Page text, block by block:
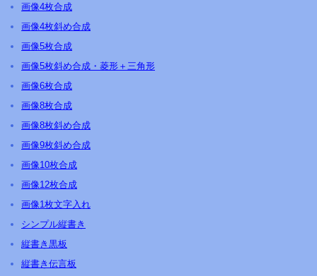
画像4枚合成
画像4枚斜め合成
画像5枚合成
画像5枚斜め合成・菱形＋三角形
画像6枚合成
画像8枚合成
画像8枚斜め合成
画像9枚斜め合成
画像10枚合成
画像12枚合成
画像1枚文字入れ
シンプル縦書き
縦書き黒板
縦書き伝言板